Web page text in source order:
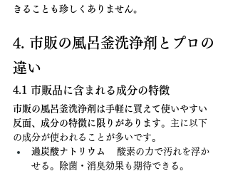
きることも珍しくありません。
4. 市販の風呂釜洗浄剤とプロの
違い
4.1 市販品に含まれる成分の特徴
市販の風呂釜洗浄剤は手軽に買えて使いやすい
反面、成分の特徴に限りがあります。主に以下
の成分が使われることが多いです。
過炭酸ナトリウム
酸素の力で汚れを浮か
せる。除菌・消臭効果も期待できる。